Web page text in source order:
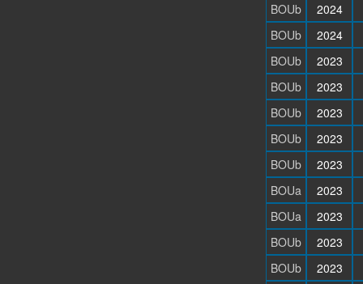
BOUb
2024
BOUb
2024
BOUb
2023
BOUb
2023
BOUb
2023
BOUb
2023
BOUb
2023
BOUa
2023
BOUa
2023
BOUb
2023
BOUb
2023